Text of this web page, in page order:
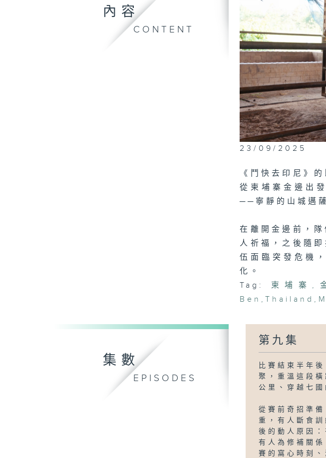
內容
CONTENT
23/09/2025
《鬥快去印尼》
從柬埔寨金邊出
──寧靜的山城邁
在離開金邊前，
人祈福，之後隨
伍面臨突發危機
化。
Tag:
柬埔寨 ,
Ben ,Thailand ,
集數
EPISODES
第九集
比賽結束半年
聚，重溫這段
公里、穿越七國
從賽前奇招準
重，有人斷食
後的動人原因：
有人為修補關
賽的窩心時刻